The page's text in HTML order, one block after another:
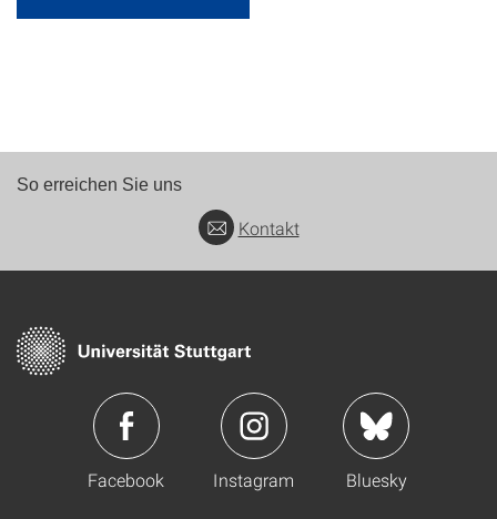
So erreichen Sie uns
Kontakt
Facebook Instagram Bluesky